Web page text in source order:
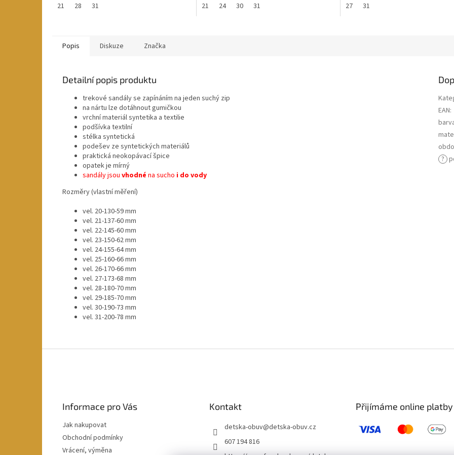
21
28 31
21
24 30 31
27
31
Popis Diskuze Značka
Detailní popis produktu
trekové sandály se zapínáním na jeden suchý zip
na nártu lze dotáhnout gumičkou
vrchní materiál syntetika a textilie
podšívka textilní
stélka syntetická
podešev ze syntetických materiálů
praktická neokopávací špice
opatek je mírný
sandály jsou vhodné na sucho i do vody
Rozměry (vlastní měření)
vel. 20-130-59 mm
vel. 21-137-60 mm
vel. 22-145-60 mm
vel. 23-150-62 mm
vel. 24-155-64 mm
vel. 25-160-66 mm
vel. 26-170-66 mm
vel. 27-173-68 mm
vel. 28-180-70 mm
vel. 29-185-70 mm
vel. 30-190-73 mm
vel. 31-200-78 mm
EAN:
?
Informace pro Vás
Jak nakupovat
Obchodní podmínky
Vrácení, výměna
Kontakt
detska-obuv@detska-obuv.cz
607 194 816
Přijímáme online platby